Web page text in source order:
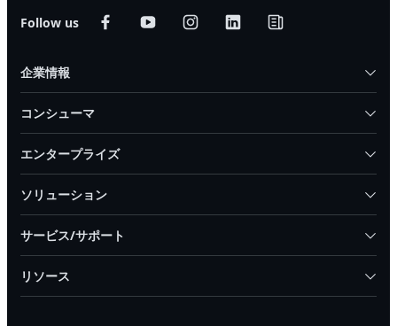
Follow us
企業情報
コンシューマ
エンタープライズ
ソリューション
サービス/サポート
リソース